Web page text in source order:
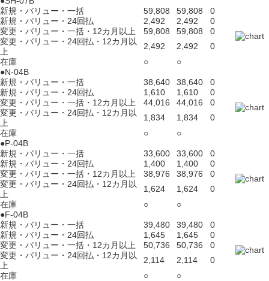
新規・バリュー・一括
59,808 59,808
0
新規・バリュー・24回払
2,492 2,492
0
変更・バリュー・一括・12カ月以上
59,808 59,808
0
変更・バリュー・24回払・12カ月以
上
2,492 2,492
0
在庫
○
○
●N-04B
新規・バリュー・一括
38,640 38,640
0
新規・バリュー・24回払
1,610 1,610
0
変更・バリュー・一括・12カ月以上
44,016 44,016
0
変更・バリュー・24回払・12カ月以
上
1,834 1,834
0
在庫
○
○
●P-04B
新規・バリュー・一括
33,600 33,600
0
新規・バリュー・24回払
1,400 1,400
0
変更・バリュー・一括・12カ月以上
38,976 38,976
0
変更・バリュー・24回払・12カ月以
上
1,624 1,624
0
在庫
○
○
●F-04B
新規・バリュー・一括
39,480 39,480
0
新規・バリュー・24回払
1,645 1,645
0
変更・バリュー・一括・12カ月以上
50,736 50,736
0
変更・バリュー・24回払・12カ月以
上
2,114 2,114
0
在庫
○ ○